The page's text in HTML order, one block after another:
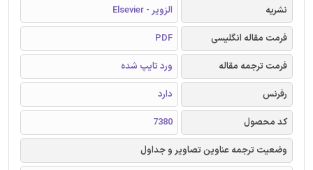
نشریه
الزویر - Elsevier
فرمت مقاله انگلیسی
PDF
فرمت ترجمه مقاله
ورد تایپ شده
رفرنس
دارد
کد محصول
7380
وضعیت ترجمه عناوین تصاویر و جداول